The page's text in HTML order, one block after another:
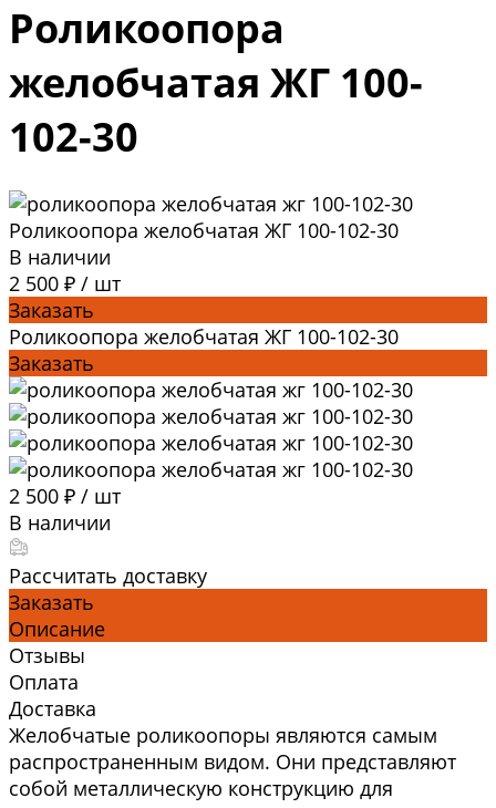
Роликоопора
желобчатая ЖГ 100-
102-30
Роликоопора желобчатая ЖГ 100-102-30
В наличии
2 500 ₽ / шт
Заказать
Роликоопора желобчатая ЖГ 100-102-30
Заказать
2 500 ₽ / шт
В наличии
Рассчитать доставку
Заказать
Описание
Отзывы
Оплата
Доставка
Желобчатые роликоопоры являются самым
распространенным видом. Они представляют
собой металлическую конструкцию для